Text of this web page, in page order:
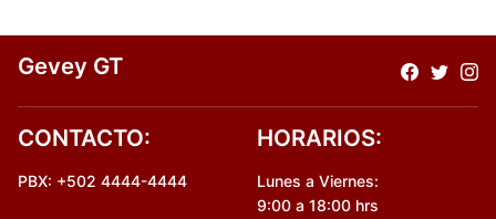
Gevey GT
CONTACTO:
PBX: +502 4444-4444
HORARIOS:
Lunes a Viernes:
9:00 a 18:00 hrs